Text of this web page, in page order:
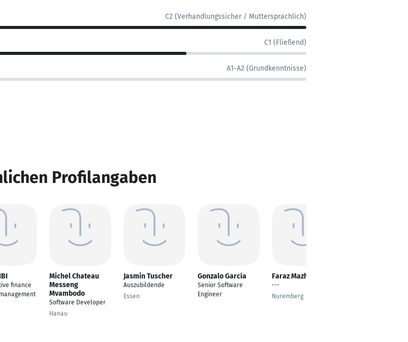
C2 (Verhandlungssicher / Muttersprachlich)
C1 (Fließend)
A1-A2 (Grundkenntnisse)
Profilangaben
finance
Michel Chateau
Messeng
Mvambodo
Software Developer
Hanau
Jasmin Tuscher
Auszubildende
Essen
Gonzalo García
Senior Software
Engineer
Faraz Mazhar
---
Nuremberg